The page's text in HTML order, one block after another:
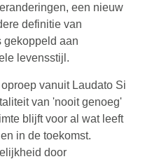
een nieuw
definitie van
gekoppeld aan
levensstijl.
vanuit Laudato Si
van 'nooit genoeg'
blijft voor al wat leeft
in de toekomst.
door